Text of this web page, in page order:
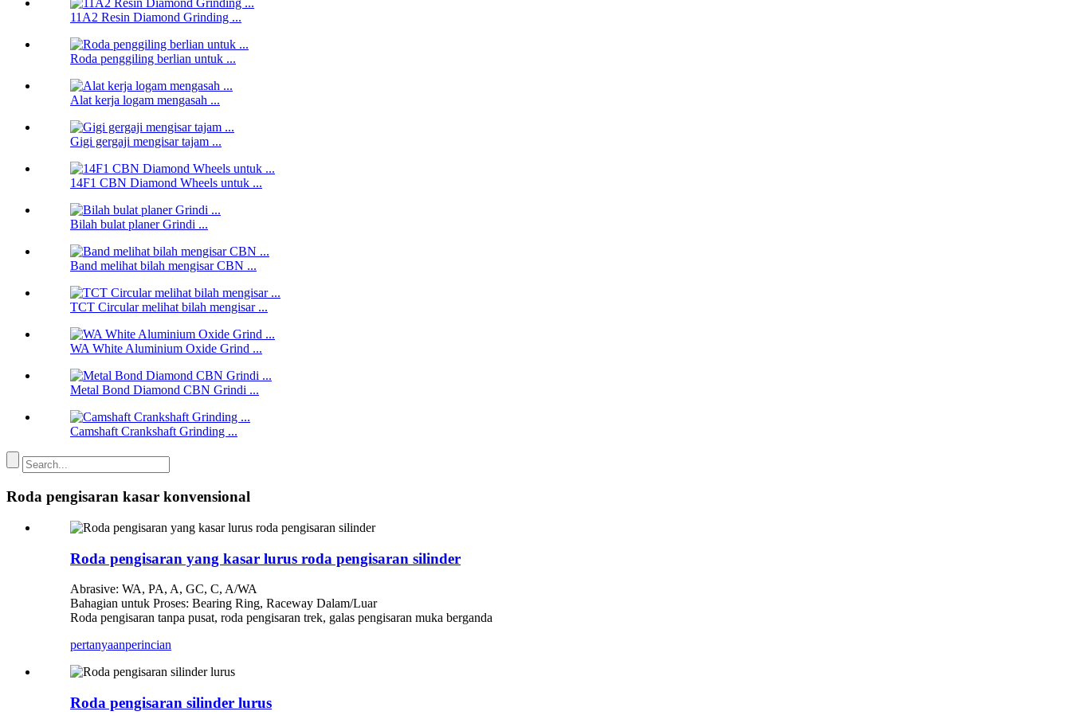
11A2 Resin Diamond Grinding ...
Roda penggiling berlian untuk ...
Alat kerja logam mengasah ...
Gigi gergaji mengisar tajam ...
14F1 CBN Diamond Wheels untuk ...
Bilah bulat planer Grindi ...
Band melihat bilah mengisar CBN ...
TCT Circular melihat bilah mengisar ...
WA White Aluminium Oxide Grind ...
Metal Bond Diamond CBN Grindi ...
Camshaft Crankshaft Grinding ...
Roda pengisaran kasar konvensional
Roda pengisaran yang kasar lurus roda pengisaran silinder
Abrasive: WA, PA, A, GC, C, A/WA
Bahagian untuk Proses: Bearing Ring, Raceway Dalam/Luar
Roda pengisaran tanpa pusat, roda pengisaran trek, galas pengisaran muka berganda
pertanyaanperincian
Roda pengisaran silinder lurus